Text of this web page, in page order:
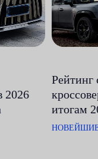
2026
Рейтинг
итогам